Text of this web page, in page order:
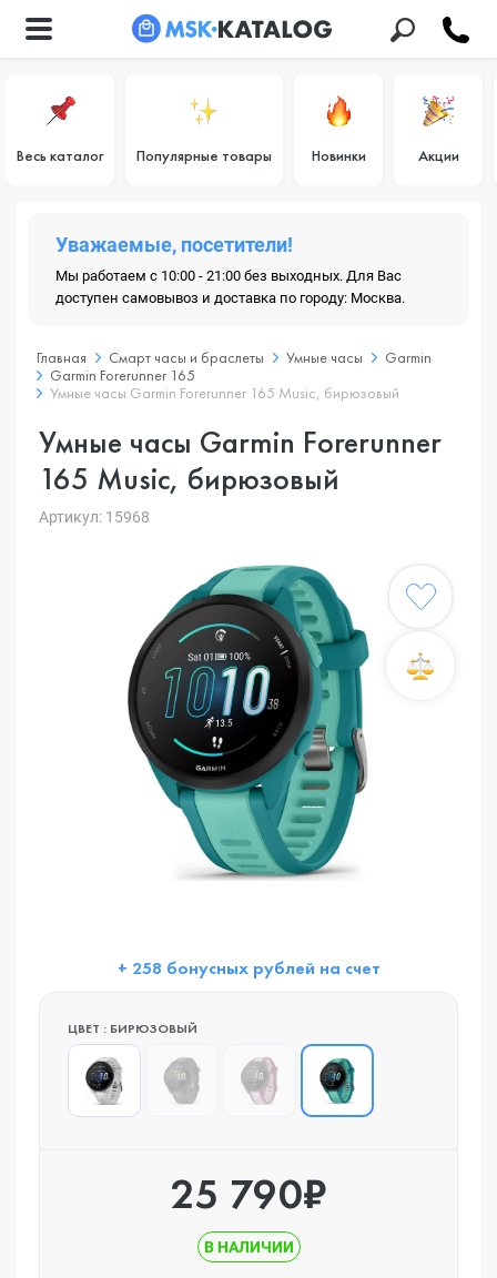
Весь каталог Популярные товары Новинки Акции
Уважаемые, посетители!
Мы работаем с 10:00 - 21:00 без выходных. Для Вас
доступен самовывоз и доставка по городу: Москва.
Главная Смарт часы и браслеты Умные часы
Garmin
Garmin Forerunner 165
Умные часы Garmin Forerunner 165 Music, бирюзовый
Умные часы Garmin Forerunner
165 Music, бирюзовый
Артикул: 15968
+ 258 бонусных рублей на счет
ЦВЕТ : БИРЮЗОВЫЙ
25 790₽
В НАЛИЧИИ